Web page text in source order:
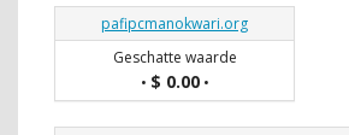
pafipcmanokwari.org
Geschatte waarde
• $ 0.00•